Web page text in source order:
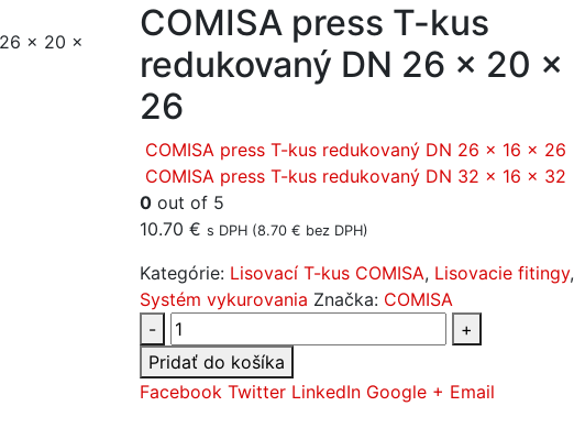
COMISA press T-kus
redukovaný DN 26 x 20 x
26
COMISA press T-kus redukovaný DN 26 x 16 x 26
COMISA press T-kus redukovaný DN 32 x 16 x 32
0out of 5
10.70 € s DPH (8.70 € bez DPH)
Kategórie: Lisovací T-kus COMISA, Lisovacie fitingy,
Systém vykurovania Značka: COMISA
-
+
Pridať do košíka
Facebook Twitter LinkedIn Google + Email